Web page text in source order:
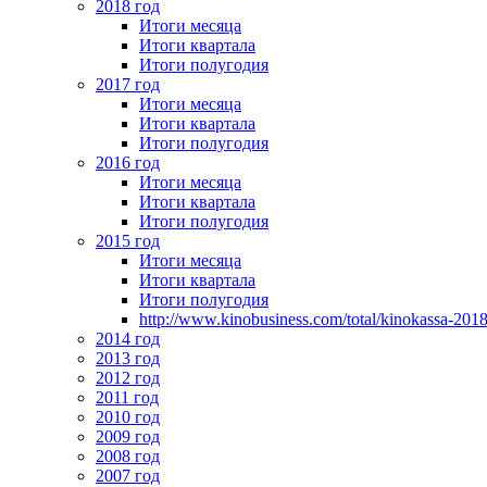
2018 год
Итоги месяца
Итоги квартала
Итоги полугодия
2017 год
Итоги месяца
Итоги квартала
Итоги полугодия
2016 год
Итоги месяца
Итоги квартала
Итоги полугодия
2015 год
Итоги месяца
Итоги квартала
Итоги полугодия
http://www.kinobusiness.com/total/kinokassa-
2014 год
2013 год
2012 год
2011 год
2010 год
2009 год
2008 год
2007 год